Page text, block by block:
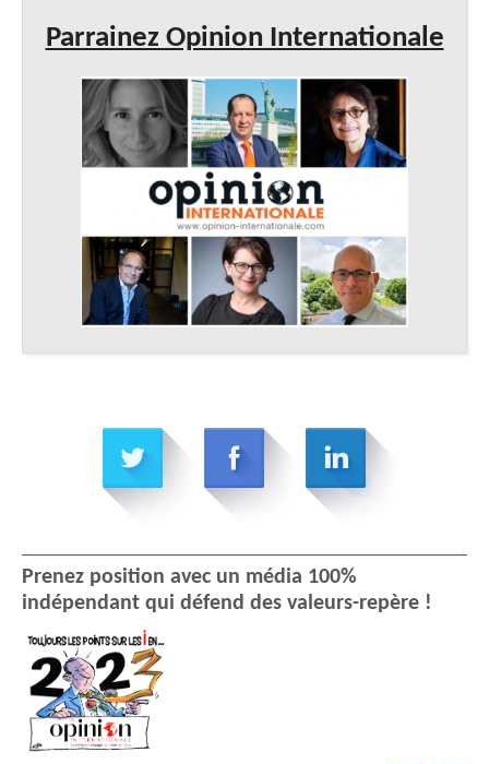
Parrainez Opinion Internationale
Prenez position avec un média 100%
indépendant qui défend des valeurs-repère !